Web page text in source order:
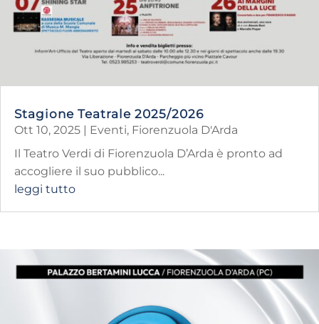
Stagione Teatrale 2025/2026
Ott 10, 2025 Eventi, Fiorenzuola D'Arda
Il Teatro Verdi di Fiorenzuola D’Arda è pronto ad
accogliere il suo pubblico...
leggi tutto